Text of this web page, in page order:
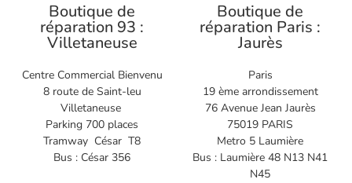
Boutique de
réparation 93 :
Villetaneuse
Centre Commercial Bienvenu
8 route de Saint-leu
Villetaneuse
Parking 700 places
Tramway César T8
Bus : César 356
Boutique de
réparation Paris :
Jaurès
Paris
19 ème arrondissement
76 Avenue Jean Jaurès
75019 PARIS
Metro 5 Laumière
Bus : Laumière 48 N13 N41
N45